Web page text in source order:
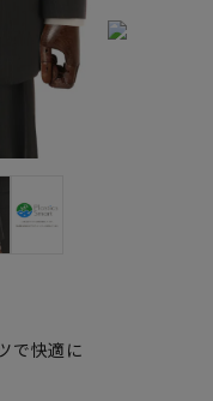
で快適に